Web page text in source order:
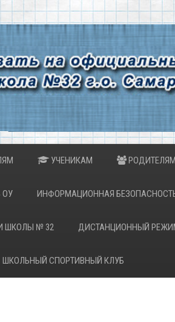
УЧЕНИКАМ РОДИТЕЛЯМ
ОУ ИНФОРМАЦИОННАЯ
ШКОЛЫ № 32 ДИСТАНЦИОННЫЙ
ШКОЛЬНЫЙ СПОРТИВНЫЙ КЛУБ